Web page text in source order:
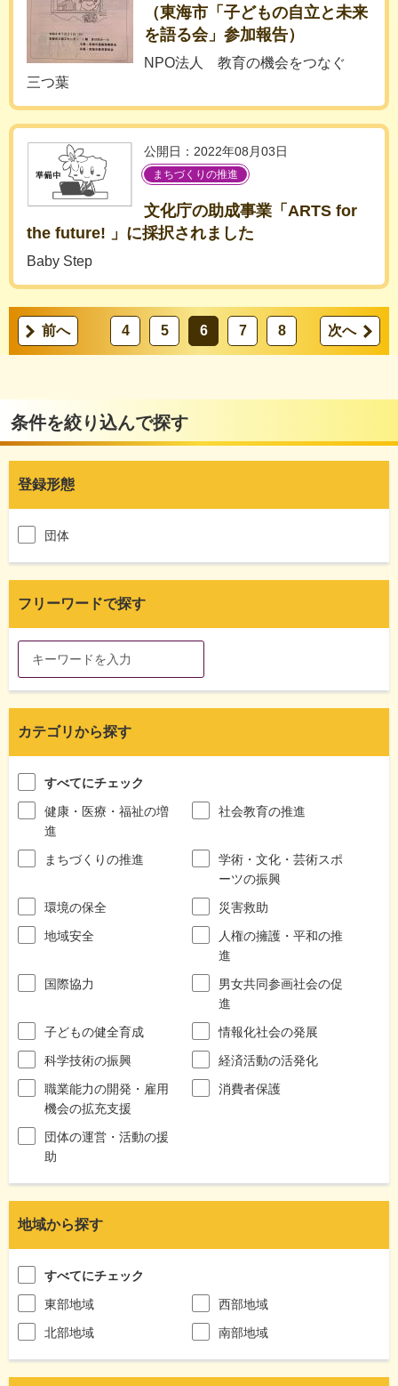
（東海市「子どもの自立と未来
を語る会」参加報告）
NPO法人 教育の機会をつなぐ
三つ葉
公開日：2022年08月03日
まちづくりの推進
文化庁の助成事業「ARTS for
the future! 」に採択されました
Baby Step
前へ 4 5 6 7 8 次へ
条件を絞り込んで探す
登録形態
団体
フリーワードで探す
カテゴリから探す
すべてにチェック
健康・医療・福祉の増
進
社会教育の推進
まちづくりの推進
学術・文化・芸術スポ
ーツの振興
環境の保全
災害救助
地域安全
人権の擁護・平和の推
進
国際協力
男女共同参画社会の促
進
子どもの健全育成
情報化社会の発展
科学技術の振興
経済活動の活発化
職業能力の開発・雇用
機会の拡充支援
消費者保護
団体の運営・活動の援
助
地域から探す
すべてにチェック
東部地域
西部地域
北部地域
南部地域